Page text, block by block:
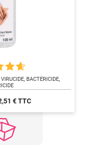
BACTÉRICIDE,
€ TTC